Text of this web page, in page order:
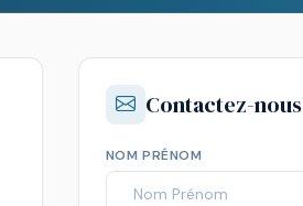
Contactez-nous
NOM PRÉNOM